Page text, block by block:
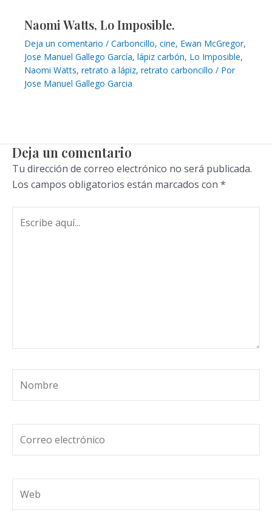
Naomi Watts, Lo Imposible.
Deja un comentario / Carboncillo, cine, Ewan McGregor,
Jose Manuel Gallego García, lápiz carbón, Lo Imposible,
Naomi Watts, retrato a lápiz, retrato carboncillo / Por
Jose Manuel Gallego Garcia
Deja un comentario
Tu dirección de correo electrónico no será publicada.
Los campos obligatorios están marcados con *
aquí...
electrónico